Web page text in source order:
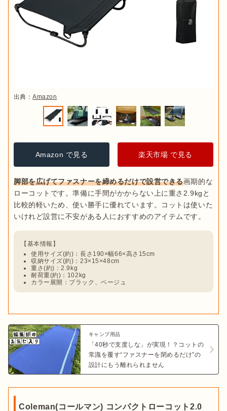
出典：Amazon
Amazon で見る 楽天市場 で見る
脚部を広げてファスナーを締めるだけで設営できる画期的な
ローコットです。準備に手間がかからない上に重さ2.9kgと
比較的軽いため、使い勝手に優れています。コットは使いた
使用サイズ(約)：長さ190×幅66×高さ15cm
収納サイズ(約)：23×15×48cm
重さ(約)：2.9kg
耐荷重(約)：102kg
カラー展開：ブラック、ベージュ
キャンプ用品
「40秒で支度しな」が実現！？コットの
常識を覆す“ファスナーを閉めるだけ”の
設計にもう離れられません
Coleman(コールマン) コンパクトローコット2.0